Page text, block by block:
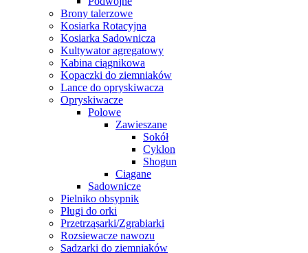
Brony talerzowe
Kosiarka Rotacyjna
Kosiarka Sadownicza
Kultywator agregatowy
Kabina ciągnikowa
Kopaczki do ziemniaków
Lance do opryskiwacza
Opryskiwacze
Polowe
Zawieszane
Sokół
Cyklon
Shogun
Ciągane
Sadownicze
Pielniko obsypnik
Pługi do orki
Przetrząsarki/Zgrabiarki
Rozsiewacze nawozu
Sadzarki do ziemniaków